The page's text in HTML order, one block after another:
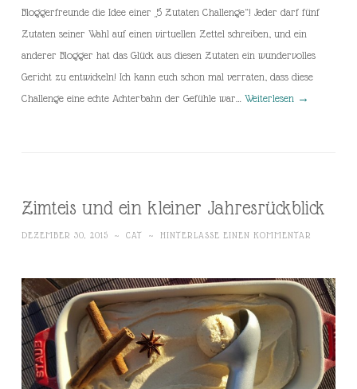
Bloggerfreunde die Idee einer „5 Zutaten Challenge“! Jeder darf fünf
Zutaten seiner Wahl auf einen virtuellen Zettel schreiben, und ein
anderer Blogger hat das Glück aus diesen Zutaten ein wundervolles
Gericht zu entwickeln! Ich kann euch schon mal verraten, dass diese
Challenge eine echte Achterbahn der Gefühle war… Weiterlesen →
Zimteis und ein kleiner Jahresrückblick
DEZEMBER 30, 2015 ~ CAT ~ HINTERLASSE EINEN KOMMENTAR